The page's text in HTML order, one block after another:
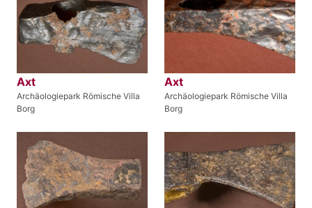
Axt
Archäologiepark Römische Villa
Borg
Axt
Archäologiepark Römische Villa
Borg